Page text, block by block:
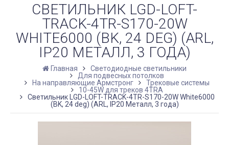
СВЕТИЛЬНИК LGD-LOFT-
TRACK-4TR-S170-20W
WHITE6000 (BK, 24 DEG) (ARL,
IP20 МЕТАЛЛ, 3 ГОДА)
Главная
Светодиодные светильники
Для подвесных потолков
На направляющие Армстронг
Трековые системы
10-45W для треков 4TRA
Светильник LGD-LOFT-TRACK-4TR-S170-20W White6000
(BK, 24 deg) (ARL, IP20 Металл, 3 года)